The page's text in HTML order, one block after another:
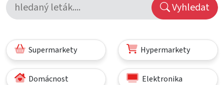
Vyhledat
Supermarkety Hypermarkety
Domácnost Elektronika